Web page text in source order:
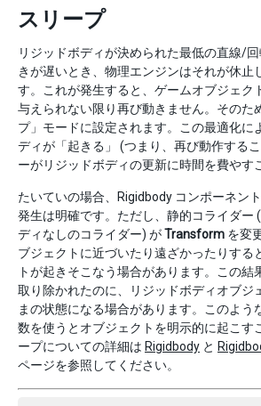
スリープ
リジッドボディが決められた最低の直線/
きが遅いとき、物理エンジンはそれが休止
す。これが発生すると、ゲームオブジェク
与えられない限り再び動きません。そのた
プ」モードに設定されます。この最適化に
ディが「起きる」 (つまり、再び動作する
ーがリジッドボディの更新に時間を費やす
たいていの場合、Rigidbody コンポーネン
発生は明確です。ただし、静的コライダー
ディなしのコライダー) がTransform を変
ブジェクトに近づいたり遠ざかったりする
トが起きそこなう場合があります。この結
取り除かれたのに、リジッドボディオブジ
まの状態になる場合があります。このよう
数を使うとオブジェクトを明示的に起こす
ープについての詳細は Rigidbody と
ページを参照してください。